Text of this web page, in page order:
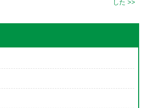
した >>